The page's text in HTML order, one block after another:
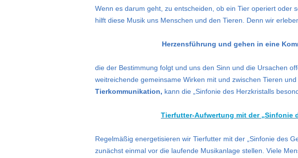
Wenn es darum geht, zu entscheiden, ob ein Tier operiert oder
hilft diese Musik uns Menschen und den Tieren. Denn wir
Herzensführung und gehen in eine
die der Bestimmung folgt und uns den Sinn und die Ursachen
weitreichende gemeinsame Wirken mit und zwischen Tieren und
Tierkommunikation, kann die „Sinfonie des Herzkristalls
Tierfutter-Aufwertung mit der „Sinfonie
Regelmäßig energetisieren wir Tierfutter mit der „Sinfonie des
zunächst einmal vor die laufende Musikanlage stellen. Viele